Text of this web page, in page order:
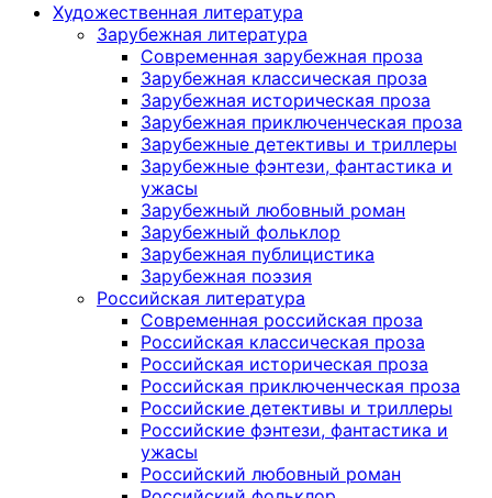
Художественная литература
Зарубежная литература
Современная зарубежная проза
Зарубежная классическая проза
Зарубежная историческая проза
Зарубежная приключенческая проза
Зарубежные детективы и триллеры
Зарубежные фэнтези, фантастика и
ужасы
Зарубежный любовный роман
Зарубежный фольклор
Зарубежная публицистика
Зарубежная поэзия
Российская литература
Современная российская проза
Российская классическая проза
Российская историческая проза
Российская приключенческая проза
Российские детективы и триллеры
Российские фэнтези, фантастика и
ужасы
Российский любовный роман